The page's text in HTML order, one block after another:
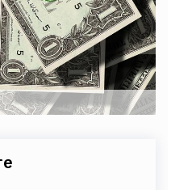
PUBBLICITÀ CONTATTI